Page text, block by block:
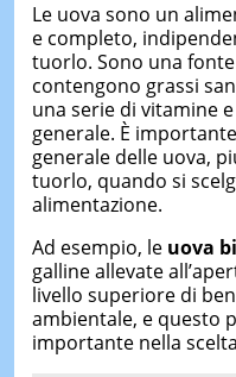
Le uova sono un
e completo,
tuorlo. Sono una
contengono grassi
una serie di vitamine
generale. È
generale delle uova,
tuorlo, quando si
alimentazione.
Ad esempio, le uova
galline allevate
livello superiore di
ambientale, e questo
importante nella